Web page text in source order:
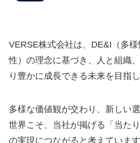
VERSE株式会社は、DE&I（多
性）の理念に基づき、人と組織
り豊かに成長できる未来を目指し
多様な価値観が交わり、新しい
世界こそ、当社が掲げる「当た
の実現につながると考えています